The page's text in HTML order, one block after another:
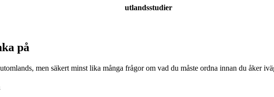
utlandsstudier
på
men säkert minst lika många frågor om vad du måste ordna innan du åker